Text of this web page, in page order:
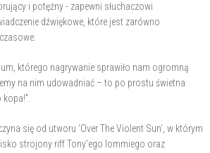
i potężny - zapewni słuchaczowi
dźwiękowe, które jest zarówno
którego nagrywanie sprawiło nam ogromną
na nim udowadniać – to po prostu świetna
się od utworu ‘Over The Violent Sun’, w którym
strojony riff Tony’ego Iommiego oraz